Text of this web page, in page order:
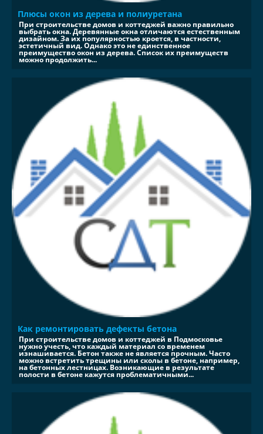
Плюсы окон из дерева и полиуретана
При строительстве домов и коттеджей важно правильно
выбрать окна. Деревянные окна отличаются естественным
дизайном. За их популярностью кроется, в частности,
эстетичный вид. Однако это не единственное
преимущество окон из дерева. Список их преимуществ
можно продолжить...
Как ремонтировать дефекты бетона
При строительстве домов и коттеджей в Подмосковье
нужно учесть, что каждый материал со временем
изнашивается. Бетон также не является прочным. Часто
можно встретить трещины или сколы в бетоне, например,
на бетонных лестницах. Возникающие в результате
полости в бетоне кажутся проблематичными...